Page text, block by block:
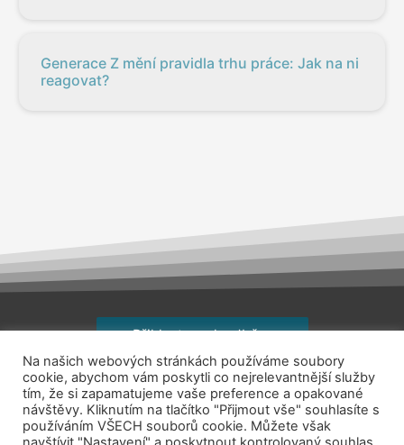
Generace Z mění pravidla trhu práce: Jak na ni
reagovat?
Přihlaste se k odběru
Copyright © 2026jsemhrdoprace.cz
Obchodní podmínky
Na našich webových stránkách používáme soubory
cookie, abychom vám poskytli co nejrelevantnější služby
tím, že si zapamatujeme vaše preference a opakované
návštěvy. Kliknutím na tlačítko "Přijmout vše" souhlasíte s
používáním VŠECH souborů cookie. Můžete však